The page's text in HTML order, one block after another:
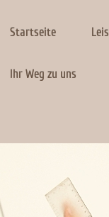
Startseite
Ihr Weg zu uns